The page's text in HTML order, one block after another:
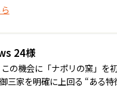
24様
この機会に「ナポリの窯」を
三家を明確に上回る “ある特